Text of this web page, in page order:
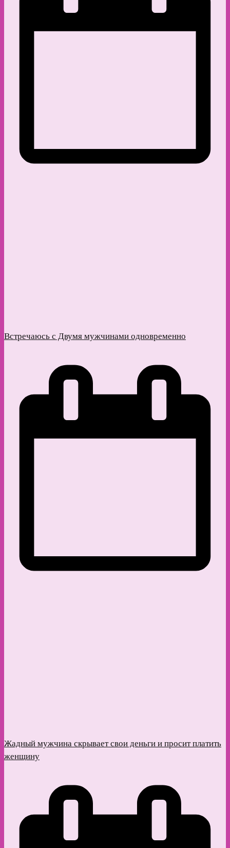
Встречаюсь с Двумя мужчинами одновременно
Жадный мужчина скрывает свои деньги и просит платить
женщину